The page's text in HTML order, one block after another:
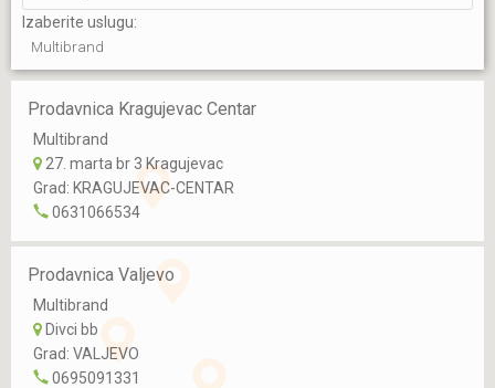
Izaberite uslugu:
Multibrand
Prodavnica Kragujevac Centar
Multibrand
27. marta br 3 Kragujevac
Grad: KRAGUJEVAC-CENTAR
0631066534
Prodavnica Valjevo
Multibrand
Divci bb
Grad: VALJEVO
0695091331